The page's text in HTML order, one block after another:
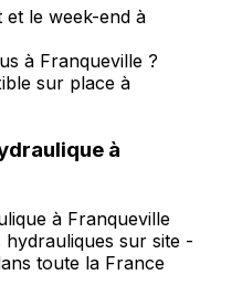
le week-end à
à Franqueville ?
sur place à
à
à Franqueville
hydrauliques sur site -
toute la France